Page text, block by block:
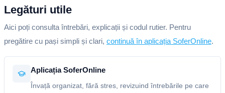
Legături utile
Aici poți consulta întrebări, explicații și codul rutier. Pentru
pregătire cu pași simpli și clari, continuă în aplicația SoferOnline.
Aplicația SoferOnline
Învață organizat, fără stres, revizuind întrebările pe care